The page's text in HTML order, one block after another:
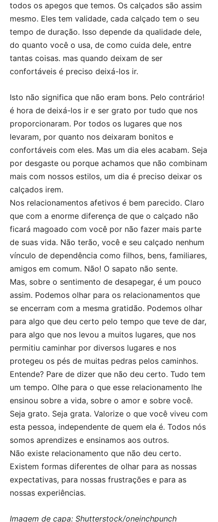
todos os apegos que temos. Os calçados são assim
mesmo. Eles tem validade, cada calçado tem o seu
tempo de duração. Isso depende da qualidade dele,
do quanto você o usa, de como cuida dele, entre
tantas coisas. mas quando deixam de ser
confortáveis é preciso deixá-los ir.
Isto não significa que não eram bons. Pelo contrário!
é hora de deixá-los ir e ser grato por tudo que nos
proporcionaram. Por todos os lugares que nos
levaram, por quanto nos deixaram bonitos e
confortáveis com eles. Mas um dia eles acabam. Seja
por desgaste ou porque achamos que não combinam
mais com nossos estilos, um dia é preciso deixar os
calçados irem.
Nos relacionamentos afetivos é bem parecido. Claro
que com a enorme diferença de que o calçado não
ficará magoado com você por não fazer mais parte
de suas vida. Não terão, você e seu calçado nenhum
vínculo de dependência como filhos, bens, familiares,
amigos em comum. Não! O sapato não sente.
Mas, sobre o sentimento de desapegar, é um pouco
assim. Podemos olhar para os relacionamentos que
se encerram com a mesma gratidão. Podemos olhar
para algo que deu certo pelo tempo que teve de dar,
para algo que nos levou a muitos lugares, que nos
permitiu caminhar por diversos lugares e nos
protegeu os pés de muitas pedras pelos caminhos.
Entende? Pare de dizer que não deu certo. Tudo tem
um tempo. Olhe para o que esse relacionamento lhe
ensinou sobre a vida, sobre o amor e sobre você.
Seja grato. Seja grata. Valorize o que você viveu com
esta pessoa, independente de quem ela é. Todos nós
somos aprendizes e ensinamos aos outros.
Não existe relacionamento que não deu certo.
Existem formas diferentes de olhar para as nossas
expectativas, para nossas frustrações e para as
nossas experiências.
Imagem de capa: Shutterstock/oneinchpunch